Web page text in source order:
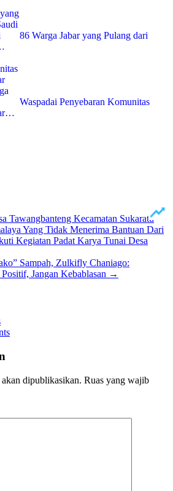
86 Warga Jabar yang Pulang dari
Waspadai Penyebaran Komunitas
Tawangbanteng Kecamatan Sukaratu
Yang Tidak Menerima Bantuan Dari
Kegiatan Padat Karya Tunai Desa
Sampah, Zulkifly Chaniago:
Jangan Kebablasan →
dipublikasikan. Ruas yang wajib